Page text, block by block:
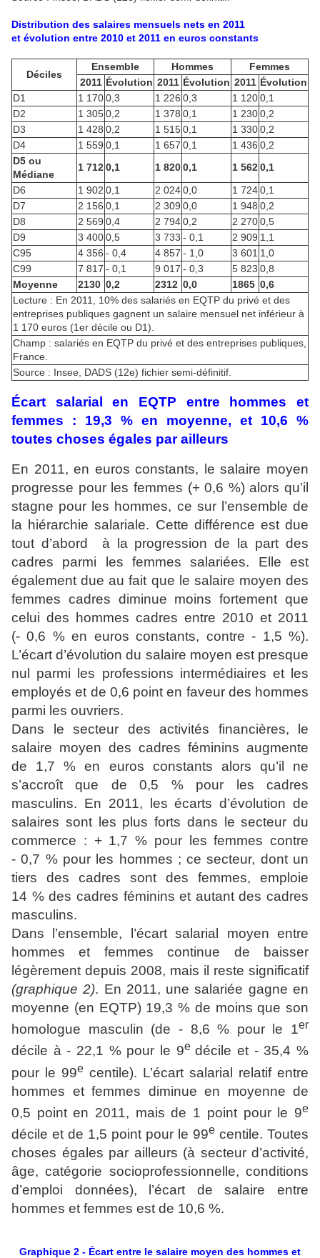
Distribution des salaires mensuels nets en 2011
et évolution entre 2010 et 2011 en euros constants
Lecture : En 2011, 10% des salariés en EQTP du privé et des
entreprises publiques gagnent un salaire mensuel net inférieur à
1 170 euros (1er décile ou D1).
Champ : salariés en EQTP du privé et des entreprises publiques,
France.
Source : Insee, DADS (12e) fichier semi-définitif.
Déciles
Ensemble Hommes
Femmes
2011 Évolution 2011 Évolution 2011 Évolution
D1
1 1700,3 1 226 0,3 1 1200,1
D2
1 3050,2 1 378 0,1 1 2300,2
D3
1 428 0,2 1 5150,1 1 3300,2
D4
1 559 0,1 1 657 0,1 1 436 0,2
D5 ou
Médiane
1 7120,1 1 8200,1 1 5620,1
D6
1 902 0,1 2 0240,0 1 7240,1
D7
2 156 0,1 2 309 0,0 1 948 0,2
D8
2 569 0,4 2 7940,2 2 2700,5
D9
3 4000,5 3 733 - 0,1 2 909 1,1
C95
4 356 - 0,4 4 857 - 1,0 3 601 1,0
C99
7 817 - 0,1 9 017 - 0,3 5 823 0,8
Moyenne
2130 0,2 2312 0,0 1865 0,6
Écart salarial en EQTP entre hommes et
femmes : 19,3 % en moyenne, et 10,6 %
toutes choses égales par ailleurs
En 2011, en euros constants, le salaire moyen
progresse pour les femmes (+ 0,6 %) alors qu’il
stagne pour les hommes, ce sur l’ensemble de
la hiérarchie salariale. Cette différence est due
tout d’abord à la progression de la part des
cadres parmi les femmes salariées. Elle est
également due au fait que le salaire moyen des
femmes cadres diminue moins fortement que
celui des hommes cadres entre 2010 et 2011
(- 0,6 % en euros constants, contre - 1,5 %).
L’écart d’évolution du salaire moyen est presque
nul parmi les professions intermédiaires et les
employés et de 0,6 point en faveur des hommes
parmi les ouvriers.
Dans le secteur des activités financières, le
salaire moyen des cadres féminins augmente
de 1,7 % en euros constants alors qu’il ne
s’accroît que de 0,5 % pour les cadres
masculins. En 2011, les écarts d’évolution de
salaires sont les plus forts dans le secteur du
commerce : + 1,7 % pour les femmes contre
- 0,7 % pour les hommes ; ce secteur, dont un
tiers des cadres sont des femmes, emploie
14 % des cadres féminins et autant des cadres
masculins.
Dans l’ensemble, l’écart salarial moyen entre
hommes et femmes continue de baisser
légèrement depuis 2008, mais il reste significatif
(graphique 2). En 2011, une salariée gagne en
moyenne (en EQTP) 19,3 % de moins que son
homologue masculin (de - 8,6 % pour le 1er
décile à - 22,1 % pour le 9e décile et - 35,4 %
pour le 99e centile). L’écart salarial relatif entre
hommes et femmes diminue en moyenne de
0,5 point en 2011, mais de 1 point pour le 9e
décile et de 1,5 point pour le 99e centile. Toutes
choses égales par ailleurs (à secteur d’activité,
âge, catégorie socioprofessionnelle, conditions
d’emploi données), l’écart de salaire entre
hommes et femmes est de 10,6 %.
Graphique 2 - Écart entre le salaire moyen des hommes et